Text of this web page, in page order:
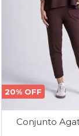
20% OFF
Conjunto